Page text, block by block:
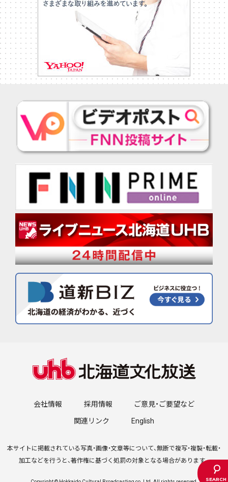
会社情報 採用情報 ご意見・ご要望など
関連リンク English
本サイトに掲載されている写真・画像・文章等について、無断で複写・複製・転載・
加工などを行うと、著作権に基づく処罰の対象となる場合があります。